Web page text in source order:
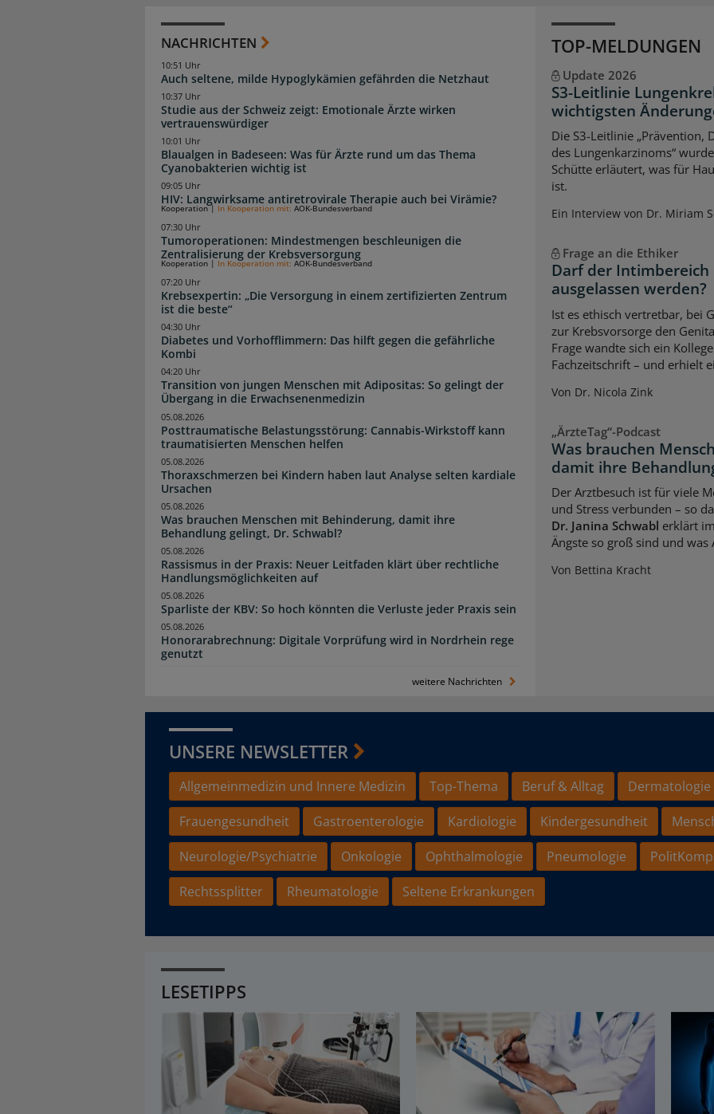
NACHRICHTEN
Auch seltene, milde Hypoglykämien gefährden die Netzhaut
10:51 Uhr
Studie aus der Schweiz zeigt: Emotionale Ärzte wirken
vertrauenswürdiger
10:37 Uhr
Blaualgen in Badeseen: Was für Ärzte rund um das Thema
Cyanobakterien wichtig ist
10:01 Uhr
HIV: Langwirksame antiretrovirale Therapie auch bei Virämie?
09:05 Uhr
Tumoroperationen: Mindestmengen beschleunigen die
Zentralisierung der Krebsversorgung
Kooperation| In Kooperation mit: AOK-Bundesverband
07:30 Uhr
Krebsexpertin: „Die Versorgung in einem zertifizierten Zentrum
ist die beste“
Kooperation In Kooperation mit: AOK-Bundesverband
07:20 Uhr
Diabetes und Vorhofflimmern: Das hilft gegen die gefährliche
Kombi
04:30 Uhr
Transition von jungen Menschen mit Adipositas: So gelingt der
Übergang in die Erwachsenenmedizin
04:20 Uhr
Posttraumatische Belastungsstörung: Cannabis-Wirkstoff kann
traumatisierten Menschen helfen
05.08.2026
Thoraxschmerzen bei Kindern haben laut Analyse selten kardiale
Ursachen
05.08.2026
Was brauchen Menschen mit Behinderung, damit ihre
Behandlung gelingt, Dr. Schwabl?
05.08.2026
Rassismus in der Praxis: Neuer Leitfaden klärt über rechtliche
Handlungsmöglichkeiten auf
05.08.2026
Sparliste der KBV: So hoch könnten die Verluste jeder Praxis sein
05.08.2026
Honorarabrechnung: Digitale Vorprüfung wird in Nordrhein rege
genutzt
05.08.2026
weitere Nachrichten
TOP-MELDUNGEN
Update 2026
S3-Leitlinie
wichtigsten
Die S3-Leitlinie „Prävention,
des Lungenkarzinoms“
Schütte erläutert, was für
ist.
Ein Interview von Dr. Miriam
Frage an die Ethiker
Darf der Intimbereich
ausgelassen werden?
Ist es ethisch vertretbar, bei
zur Krebsvorsorge den
Frage wandte sich ein
Fachzeitschrift – und erhielt
Von Dr. Nicola Zink
„ÄrzteTag“-Podcast
Was brauchen
damit ihre
Der Arztbesuch ist für viele
und Stress verbunden – so
Dr. Janina Schwabl erklärt
Ängste so groß sind und
Von Bettina Kracht
UNSERE NEWSLETTER
Allgemeinmedizin und Innere Medizin Top-Thema Beruf & Alltag
Dermatologie
Frauengesundheit
Gastroenterologie Kardiologie Kindergesundheit
Neurologie/Psychiatrie
Onkologie Ophthalmologie Pneumologie
Rechtssplitter
Rheumatologie Seltene Erkrankungen
LESETIPPS